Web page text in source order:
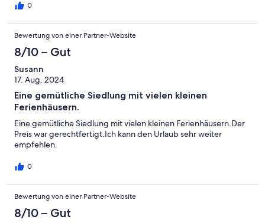
0
Bewertung von einer Partner-Website
8/10 – Gut
Susann
17. Aug. 2024
Eine gemütliche Siedlung mit vielen kleinen
Ferienhäusern.
Eine gemütliche Siedlung mit vielen kleinen Ferienhäusern.Der
Preis war gerechtfertigt.Ich kann den Urlaub sehr weiter
empfehlen.
0
Bewertung von einer Partner-Website
8/10 – Gut